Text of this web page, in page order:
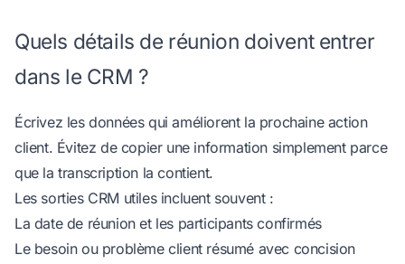
Quels détails de réunion doivent entrer
dans le CRM ?
Écrivez les données qui améliorent la prochaine action
client. Évitez de copier une information simplement parce
que la transcription la contient.
Les sorties CRM utiles incluent souvent :
La date de réunion et les participants confirmés
Le besoin ou problème client résumé avec concision